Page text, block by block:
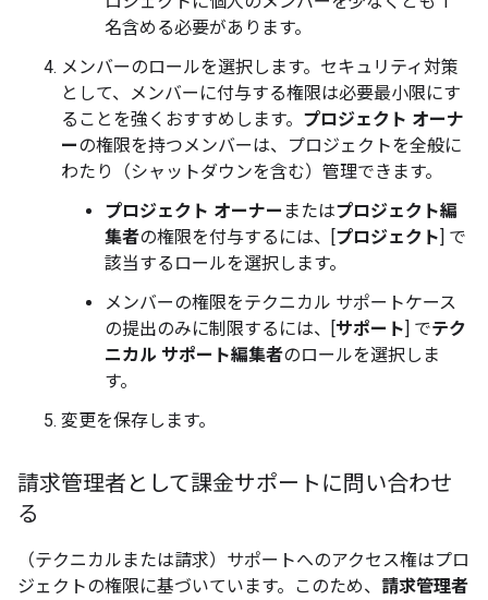
名含める必要があります。
メンバーのロールを選択します。セキュリティ対策
として、メンバーに付与する権限は必要最小限にす
ることを強くおすすめします。 プロジェクト オーナ
ーの権限を持つメンバーは、プロジェクトを全般に
わたり（シャットダウンを含む）管理できます。
プロジェクト オーナー またはプロジェクト編
集者の権限を付与するには、[プロジェクト] で
該当するロールを選択します。
メンバーの権限をテクニカル サポートケース
の提出のみに制限するには、[サポート] でテク
ニカル サポート編集者のロールを選択しま
す。
変更を保存します。
請求管理者として課金サポートに問い合わせ
る
（テクニカルまたは請求）サポートへのアクセス権はプロ
ジェクトの権限に基づいています。このため、 請求管理者